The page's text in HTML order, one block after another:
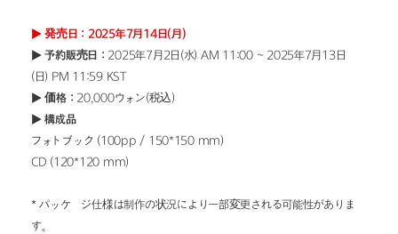
▶ 発売日 : 2025年7月14日(月)
▶ 予約販売日 : 2025年7月2日(水) AM 11:00 ~ 2025年7月13日
(日) PM 11:59 KST
▶ 価格 : 20,000ウォン(税込)
▶ 構成品
フォトブック (100pp / 150*150 mm)
CD (120*120 mm)
* パッケージ仕様は制作の状況により一部変更される可能性がありま
す。